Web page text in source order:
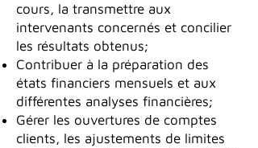
cours, la transmettre aux
intervenants concernés et concilier
les résultats obtenus;
Contribuer à la préparation des
états financiers mensuels et aux
différentes analyses financières;
Gérer les ouvertures de comptes
clients, les ajustements de limites